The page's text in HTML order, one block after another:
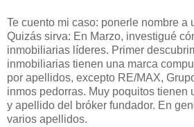
Te cuento mi caso: ponerle nombre
Quizás sirva: En Marzo, investigué
inmobiliarias líderes. Primer
inmobiliarias tienen una marca
por apellidos, excepto RE/MAX,
inmos pedorras. Muy poquitos tienen
y apellido del bróker fundador. En
varios apellidos.